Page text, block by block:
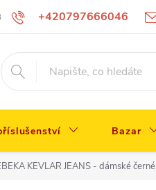
+420797666046
velikostí
Bazar
KEVLAR JEANS - dámské černé